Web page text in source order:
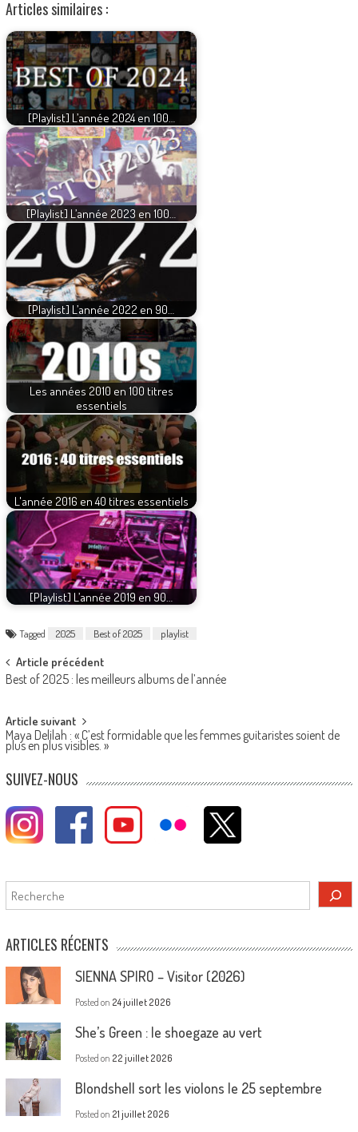
Articles similaires :
[Playlist] L’année 2024 en 100…
[Playlist] L’année 2023 en 100…
[Playlist] L’année 2022 en 90…
Les années 2010 en 100 titres
essentiels
L'année 2016 en 40 titres essentiels
[Playlist] L’année 2019 en 90…
Tagged 2025 Best of 2025 playlist
Post
navigation
Article précédent
Best of 2025 : les meilleurs albums de l’année
Article suivant
Maya Delilah : « C’est formidable que les femmes guitaristes soient de
plus en plus visibles. »
SUIVEZ-NOUS
Rechercher
ARTICLES RÉCENTS
SIENNA SPIRO – Visitor (2026)
Posted on 24 juillet 2026
She’s Green : le shoegaze au vert
Posted on 22 juillet 2026
Blondshell sort les violons le 25 septembre
Posted on 21 juillet 2026